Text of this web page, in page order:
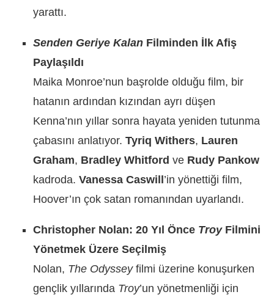
yarattı.
Senden Geriye KalanFilminden İlk Afiş
Paylaşıldı
Maika Monroe’nun başrolde olduğu film, bir
hatanın ardından kızından ayrı düşen
Kenna’nın yıllar sonra hayata yeniden tutunma
çabasını anlatıyor. Tyriq Withers, Lauren
Graham, Bradley Whitford ve Rudy Pankow
kadroda. Vanessa Caswill ’in yönettiği film,
Hoover’ın çok satan romanından uyarlandı.
Christopher Nolan: 20 Yıl Önce TroyFilmini
Yönetmek Üzere Seçilmiş
Nolan, The Odysseyfilmi üzerine konuşurken
gençlik yıllarında Troy’un yönetmenliği için